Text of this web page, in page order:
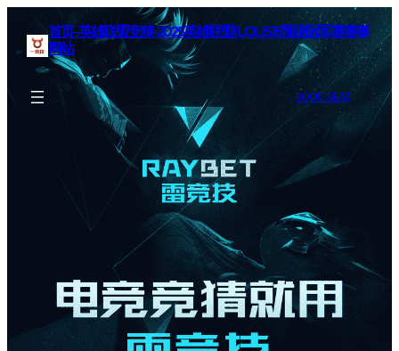
首页–英雄联盟竞猜-2025英雄联盟(LOL)S15预测冠军赛赛事
网站
BOOK SEAT